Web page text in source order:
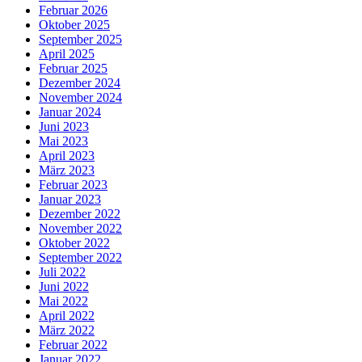
Februar 2026
Oktober 2025
September 2025
April 2025
Februar 2025
Dezember 2024
November 2024
Januar 2024
Juni 2023
Mai 2023
April 2023
März 2023
Februar 2023
Januar 2023
Dezember 2022
November 2022
Oktober 2022
September 2022
Juli 2022
Juni 2022
Mai 2022
April 2022
März 2022
Februar 2022